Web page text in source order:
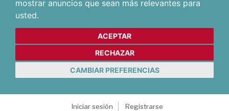
mostrar anuncios que sean más relevantes para
usted.
ACEPTAR
RECHAZAR
CAMBIAR PREFERENCIAS
Iniciar sesión
Registrarse